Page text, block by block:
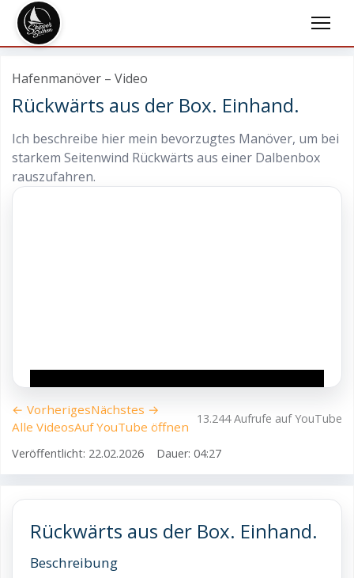
Hafenmanöver – Video
Rückwärts aus der Box. Einhand.
Ich beschreibe hier mein bevorzugtes Manöver, um bei
starkem Seitenwind Rückwärts aus einer Dalbenbox
rauszufahren.
← VorherigesNächstes →
Alle VideosAuf YouTube öffnen
13.244 Aufrufe auf YouTube
Veröffentlicht: 22.02.2026 Dauer: 04:27
Rückwärts aus der Box. Einhand.
Beschreibung